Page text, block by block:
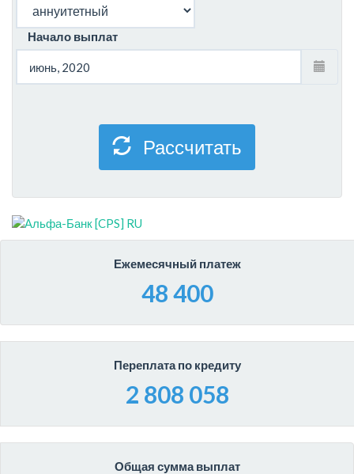
Начало выплат
Рассчитать
Ежемесячный платеж
48 400
Переплата по кредиту
2 808 058
Общая сумма выплат